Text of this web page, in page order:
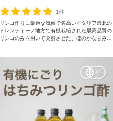
1件
リンゴ作りに最適な気候で名高いイタリア最北の
トレンティーノ地方で有機栽培された最高品質の
リンゴのみを用いて発酵させた、ほのかな甘みと